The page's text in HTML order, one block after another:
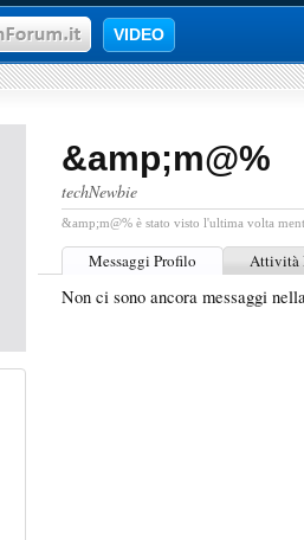
VIDEO
&amp;m@%
techNewbie
&amp;m@% è stato visto l'ultima volta
Messaggi Profilo Attività
Non ci sono ancora messaggi